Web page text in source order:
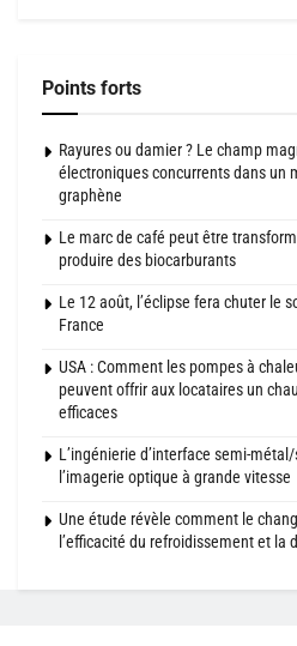
Points forts
Rayures ou damier ? Le champ
électroniques concurrents dans un
graphène
Le marc de café peut être
produire des biocarburants
Le 12 août, l’éclipse fera chuter le
France
USA : Comment les pompes à
peuvent offrir aux locataires un
efficaces
L’ingénierie d’interface semi-
l’imagerie optique à grande vitesse
Une étude révèle comment le
l’efficacité du refroidissement et la